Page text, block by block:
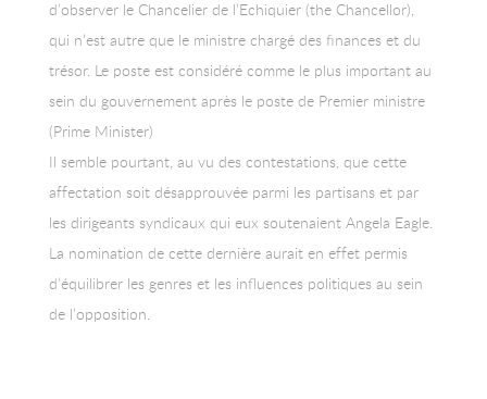
d’observer le Chancelier de l’Echiquier (the Chancellor),
qui n’est autre que le ministre chargé des finances et du
trésor. Le poste est considéré comme le plus important au
sein du gouvernement après le poste de Premier ministre
(Prime Minister)
Il semble pourtant, au vu des contestations, que cette
affectation soit désapprouvée parmi les partisans et par
les dirigeants syndicaux qui eux soutenaient Angela Eagle.
La nomination de cette dernière aurait en effet permis
d’équilibrer les genres et les influences politiques au sein
de l’opposition.